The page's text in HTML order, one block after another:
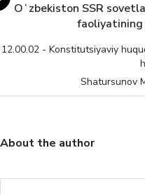
Oʻzbekiston SSR
faoliyatining
12.00.02 - Konstitutsiyaviy
Shatursunov
About the author